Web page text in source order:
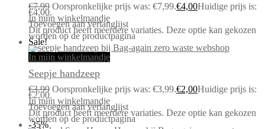
€7,99 Oorspronkelijke prijs was: €7,99.€4,00Huidige prijs is:
€4,00.
In mijn winkelmandje
Toevoegen aan verlanglijst
Dit product heeft meerdere variaties. Deze optie kan gekozen
worden op de productpagina
Sale!
In mijn winkelmandje
Seepje handzeep
€3,99 Oorspronkelijke prijs was: €3,99.€2,00Huidige prijs is:
€2,00.
In mijn winkelmandje
Toevoegen aan verlanglijst
Dit product heeft meerdere variaties. Deze optie kan gekozen
worden op de productpagina
-35%